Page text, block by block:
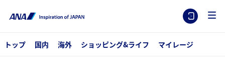
トップ 国内 海外 ショッピング&ライフ マイレージ